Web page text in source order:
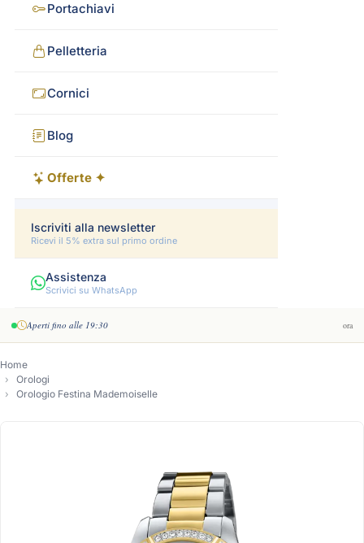
Portachiavi
Pelletteria
Cornici
Blog
Offerte ✦
Iscriviti alla newsletter
Ricevi il 5% extra sul primo ordine
Assistenza
Scrivici su WhatsApp
Aperti fino alle 19:30 ora
Home
Orologi
Orologio Festina Mademoiselle